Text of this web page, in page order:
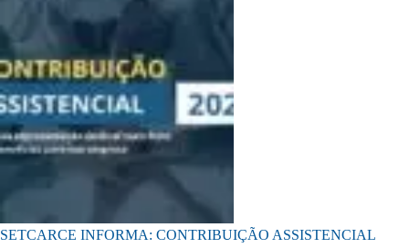
SETCARCE INFORMA: CONTRIBUIÇÃO ASSISTENCIAL